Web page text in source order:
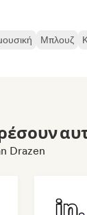
Μπλουζ
Drazen